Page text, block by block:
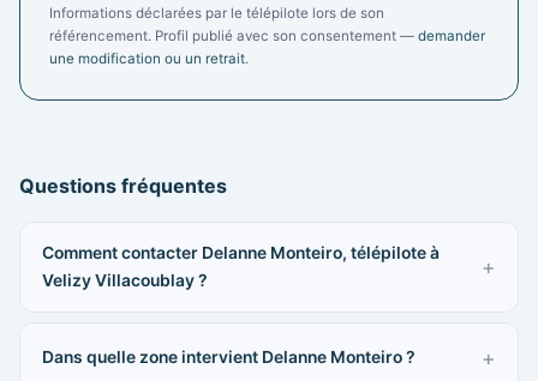
Informations déclarées par le télépilote lors de son
référencement. Profil publié avec son consentement — demander
une modification ou un retrait.
Questions fréquentes
Comment contacter Delanne Monteiro, télépilote à
Velizy Villacoublay ?
Dans quelle zone intervient Delanne Monteiro ?